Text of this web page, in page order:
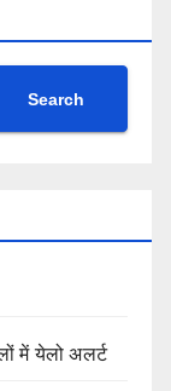
Search
में येलो अलर्ट